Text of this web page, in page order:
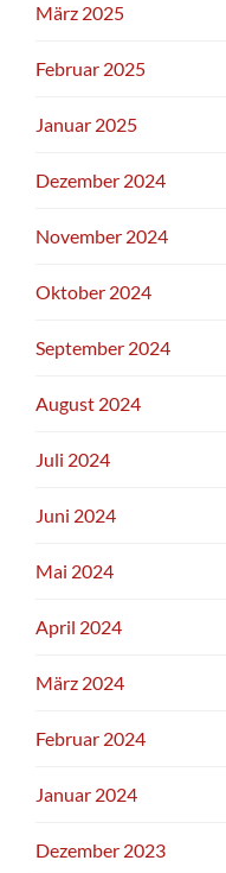
März 2025
Februar 2025
Januar 2025
Dezember 2024
November 2024
Oktober 2024
September 2024
August 2024
Juli 2024
Juni 2024
Mai 2024
April 2024
März 2024
Februar 2024
Januar 2024
Dezember 2023